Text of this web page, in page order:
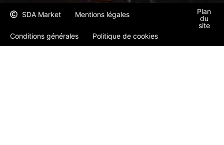
SDA Market Mentions légales
Conditions générales Politique de cookies
Plan
du
site